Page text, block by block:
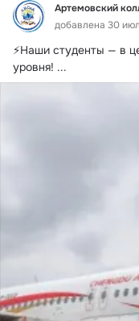
Артемовский
добавлена 30
⚡️Наши студенты — в
уровня! ...